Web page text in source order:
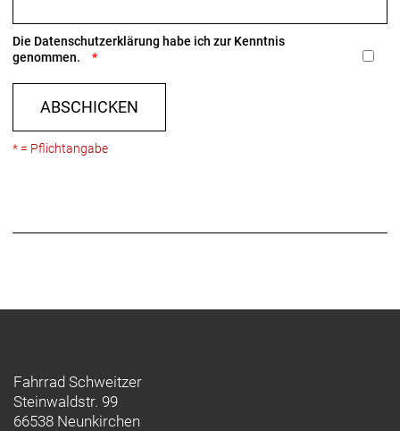
Die Datenschutzerklärung habe ich zur Kenntnis
genommen.
ABSCHICKEN
* = Pflichtangabe
Fahrrad Schweitzer
Steinwaldstr. 99
66538 Neunkirchen